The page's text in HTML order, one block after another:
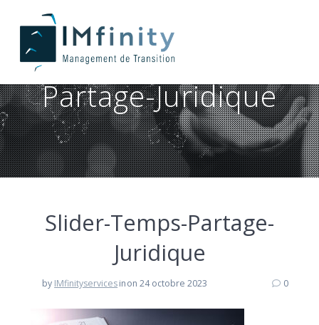
Slider-Temps-
Partage-Juridique
Slider-Temps-Partage-
Juridique
by IMfinityservicesinon 24 octobre 2023 0